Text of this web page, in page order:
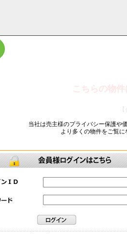
こちらの物
当社は売主様のプライバシー保護や
より多くの物件をご覧に